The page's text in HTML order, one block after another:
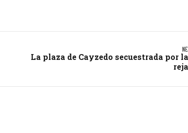
La plaza de Cayzedo secuestrada por